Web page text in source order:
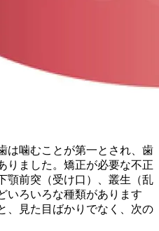
は噛むことが第一とされ、歯
りました。矯正が必要な不正
顎前突（受け口）、叢生（乱
いろいろな種類があります
、見た目ばかりでなく、次の